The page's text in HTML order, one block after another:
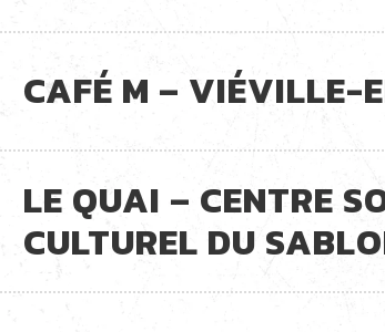
CAFÉ M – VIÉVILLE-
LE QUAI – CENTRE
CULTUREL DU